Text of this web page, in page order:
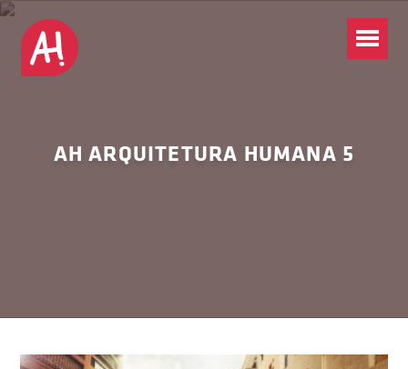
AH ARQUITETURA HUMANA 5